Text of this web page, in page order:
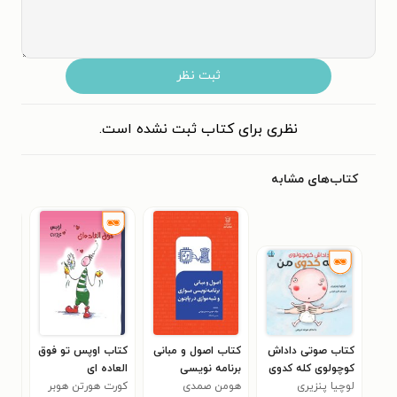
ثبت نظر
نظری برای کتاب ثبت نشده است.
کتاب‌های مشابه
کتاب صوتی داداش
کوچولوی کله کدوی
من
لوچیا پنزیری
کتاب اصول و مبانی
برنامه نویسی
موازی و شبه موازی
هومن صمدی
کتاب اوپس تو فوق
العاده ای
کورت هورتن هوبر